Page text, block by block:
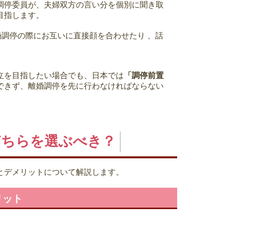
委員が、夫婦双方の言い分を個別に聞き取
します。
停の際にお互いに直接顔を合わせたり 、話
目指したい場合でも、日本では 「調停前置
ず、離婚調停を先に行わなければならない
らを選ぶべき？
メリットについて解説します。
ト